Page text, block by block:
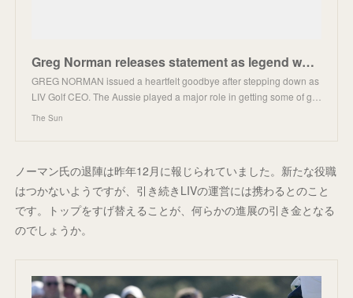
Greg Norman releases statement as legend worth £310m is replaced as LIV Golf CEO
GREG NORMAN issued a heartfelt goodbye after stepping down as
LIV Golf CEO. The Aussie played a major role in getting some of g…
The Sun
ノーマン氏の退陣は昨年12月に報じられていました。新たな役職
はつかないようですが、引き続きLIVの運営には携わるとのこと
です。トップをすげ替えることが、何らかの進展の引き金となる
のでしょうか。